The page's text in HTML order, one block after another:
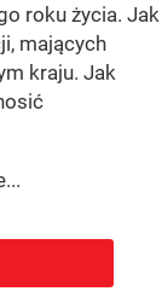
roku życia. Jak
mających
kraju. Jak